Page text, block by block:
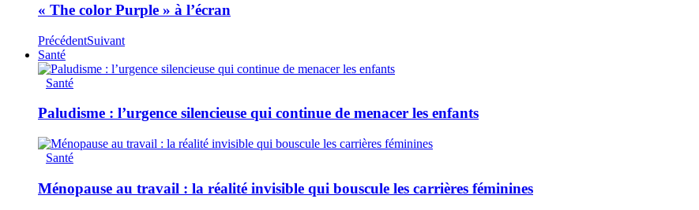
« The color Purple » à l’écran
PrécédentSuivant
Santé
Santé
Paludisme : l’urgence silencieuse qui continue de menacer les enfants
Santé
Ménopause au travail : la réalité invisible qui bouscule les carrières féminines